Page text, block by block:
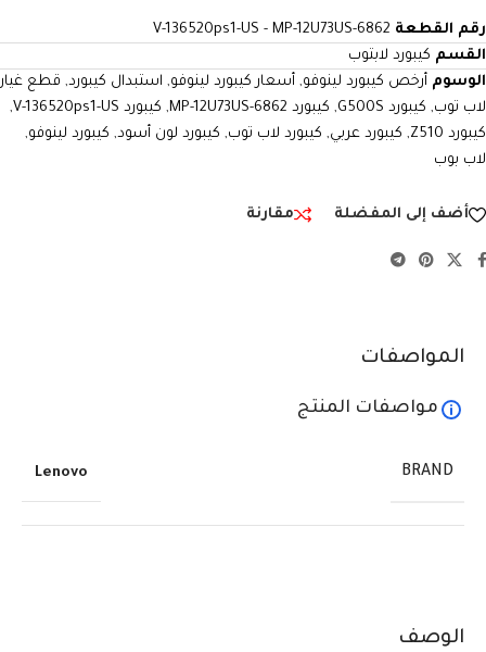
رقم القطعة V-136520ps1-US - MP-12U73US-6862
القسم كيبورد لابتوب
الوسوم أرخص كيبورد لينوفو, أسعار كيبورد لينوفو, استبدال كيبورد, قطع غيار
لاب توب, كيبورد G500S , كيبورد MP-12U73US-6862 , كيبورد V-136520ps1-US
,
كيبورد Z510
, كيبورد عربي, كيبورد لاب توب, كيبورد لون أسود, كيبورد لينوفو,
لاب بوب
أضف إلى المفضلة مقارنة
الوصف
المواصفات
مواصفات المنتج
BRAND
Lenovo